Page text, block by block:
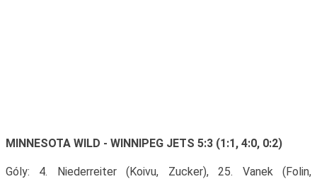
MINNESOTA WILD - WINNIPEG JETS 5:3 (1:1, 4:0, 0:2)
Góly: 4. Niederreiter (Koivu, Zucker), 25. Vanek (Folin,